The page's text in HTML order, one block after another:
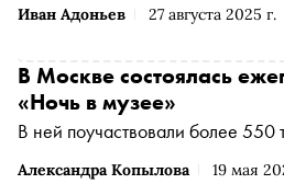
Иван Адоньев 27 августа 2025 г.
Александра Копылова 19 мая
В Москве состоялась
«Ночь в музее»
В ней поучаствовали более 550